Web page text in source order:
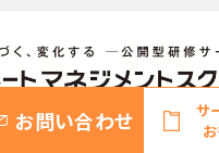
お問い合わせ
サ